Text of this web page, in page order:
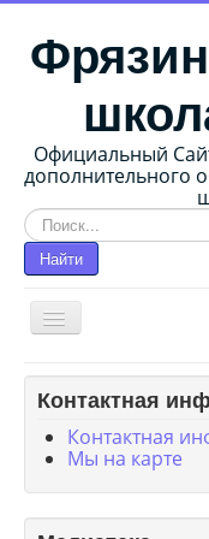
Официальный
дополнительного
Искать...
Найти
Главная
Сведения об
Методические
Контактная
Контактная
Мы на карте